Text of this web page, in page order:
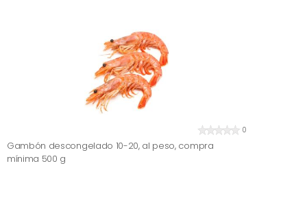
0
Gambón descongelado 10-20, al peso, compra
mínima 500 g